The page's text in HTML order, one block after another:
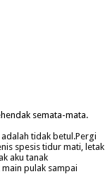
semata-mata.
tidak betul.Pergi
spesis tidur mati, letak
aku tanak
pulak sampai